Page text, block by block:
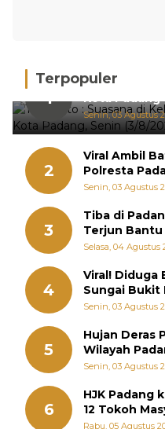
Terpopuler
1
Hujan Deras,
Kota Padang
Senin, 03 Agustus
2
Viral Ambil
Polresta
Sebenarnya
Senin, 03 Agustus
3
Tiba di
Terjun Bantu
Selasa, 04 Agustus
4
Viral! Diduga
Sungai Bukit
Warga
Senin, 03 Agustus
5
Hujan Deras
Wilayah
Perintahkan
Senin, 03 Agustus
6
HJK Padang
12 Tokoh
Penghargaan
Rabu, 05 Agustus